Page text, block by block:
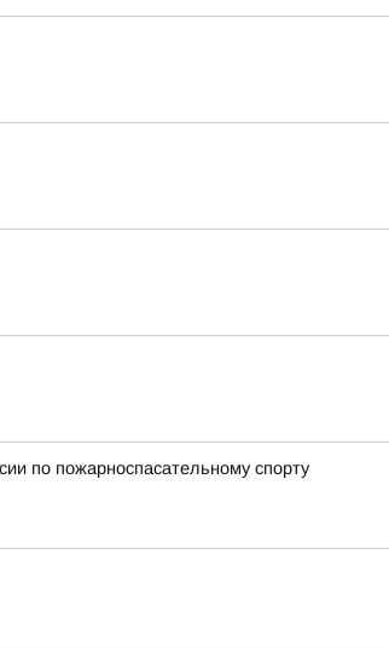
по пожарноспасательному спорту